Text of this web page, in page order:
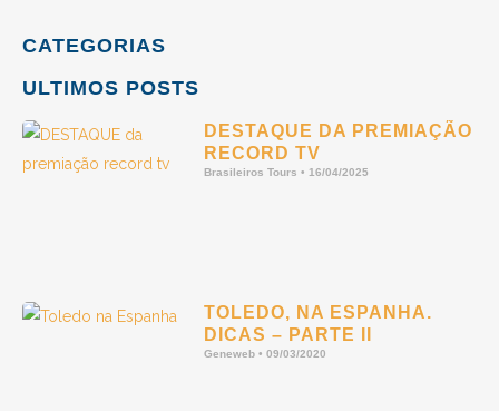
CATEGORIAS
ULTIMOS POSTS
DESTAQUE DA PREMIAÇÃO
RECORD TV
Brasileiros Tours 16/04/2025
TOLEDO, NA ESPANHA.
DICAS – PARTE II
Geneweb 09/03/2020